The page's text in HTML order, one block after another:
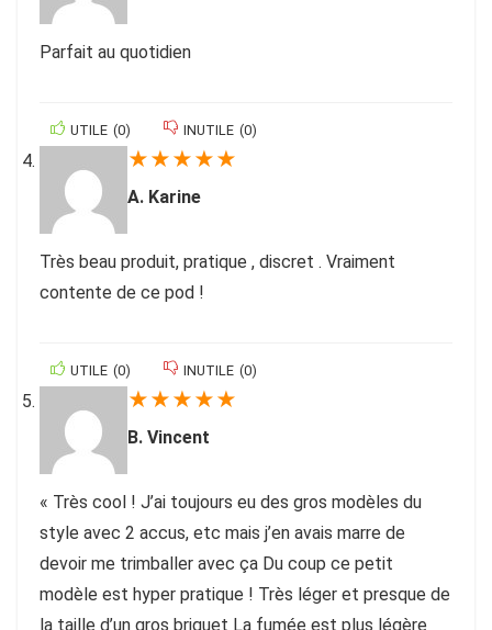
Parfait au quotidien
UTILE (0) INUTILE (0)
★★★★★
A. Karine
Très beau produit, pratique , discret . Vraiment
contente de ce pod !
UTILE (0) INUTILE (0)
★★★★★
B. Vincent
« Très cool ! J’ai toujours eu des gros modèles du
style avec 2 accus, etc mais j’en avais marre de
devoir me trimballer avec ça Du coup ce petit
modèle est hyper pratique ! Très léger et presque de
la taille d’un gros briquet La fumée est plus légère